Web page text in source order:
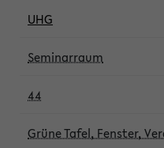
UHG
Seminarraum
44
Grüne Tafel, Fenster,